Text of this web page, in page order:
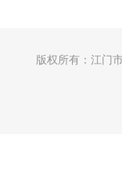
版权所有：江门